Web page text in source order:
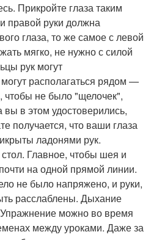
Прикройте глаза таким
правой руки должна
глаза, то же самое с левой
мягко, не нужно с силой
рук могут
располагаться рядом —
чтобы не было "щелочек",
в этом удостоверились,
получается, что ваши глаза
ладонями рук.
Главное, чтобы шея и
на одной прямой линии.
не было напряжено, и руки,
расслаблены. Дыхание
можно во время
между уроками. Даже за